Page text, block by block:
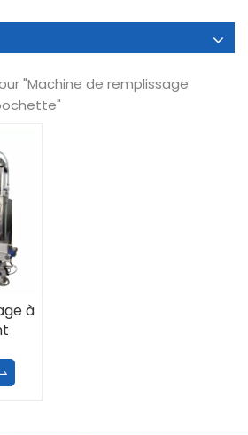
"Machine de remplissage
à